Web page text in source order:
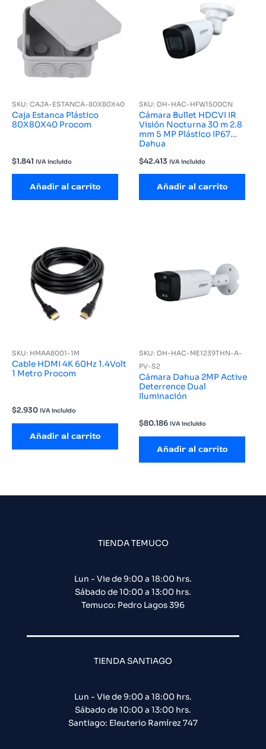
SKU: CAJA-ESTANCA-80X80X40
Caja Estanca Plástico
80X80X40 Procom
$1.841 IVA incluido
Añadir al carrito
SKU: DH-HAC-HFW1500CN
Cámara Bullet HDCVI IR
Visión Nocturna 30 m 2.8
mm 5 MP Plástico IP67
Dahua
$42.413 IVA incluido
Añadir al carrito
SKU: HMAA8001-1M
Cable HDMI 4K 60Hz 1.4Volt
1 Metro Procom
$2.930 IVA incluido
Añadir al carrito
SKU: DH-HAC-ME1239THN-A-
PV-S2
Cámara Dahua 2MP Active
Deterrence Dual
Iluminación
$80.186 IVA incluido
Añadir al carrito
TIENDA TEMUCO
Lun - Vie de 9:00 a 18:00 hrs.
Sábado de 10:00 a 13:00 hrs.
Temuco: Pedro Lagos 396
TIENDA SANTIAGO
Lun - Vie de 9:00 a 18:00 hrs.
Sábado de 10:00 a 13:00 hrs.
Santiago: Eleuterio Ramírez 747​